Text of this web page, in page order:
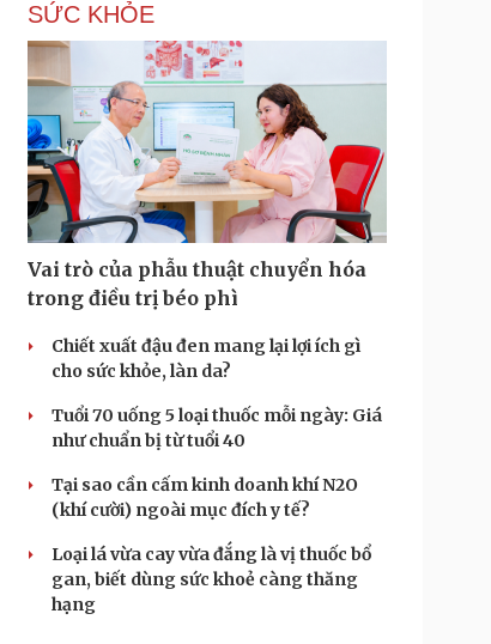
SỨC KHỎE
Vai trò của phẫu thuật chuyển hóa
trong điều trị béo phì
Chiết xuất đậu đen mang lại lợi ích gì
cho sức khỏe, làn da?
Tuổi 70 uống 5 loại thuốc mỗi ngày: Giá
như chuẩn bị từ tuổi 40
Tại sao cần cấm kinh doanh khí N2O
(khí cười) ngoài mục đích y tế?
Loại lá vừa cay vừa đắng là vị thuốc bổ
gan, biết dùng sức khoẻ càng thăng
hạng